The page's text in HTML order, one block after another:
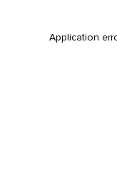
Application